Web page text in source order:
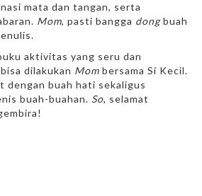
mata dan tangan, serta
Mom, pasti bangga dongbuah
aktivitas yang seru dan
dilakukan Mom bersama Si Kecil.
dengan buah hati sekaligus
buah-buahan. So, selamat